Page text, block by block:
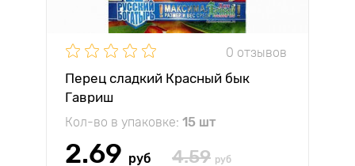
0 отзывов
Перец сладкий Красный бык
Гавриш
Кол-во в упаковке: 15 шт
2.69 руб 4.59 руб